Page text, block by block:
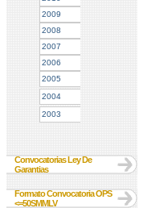
2009
2008
2007
2006
2005
2004
2003
Convocatorias Ley De
Garantias
Formato Convocatoria OPS
<=50SMMLV